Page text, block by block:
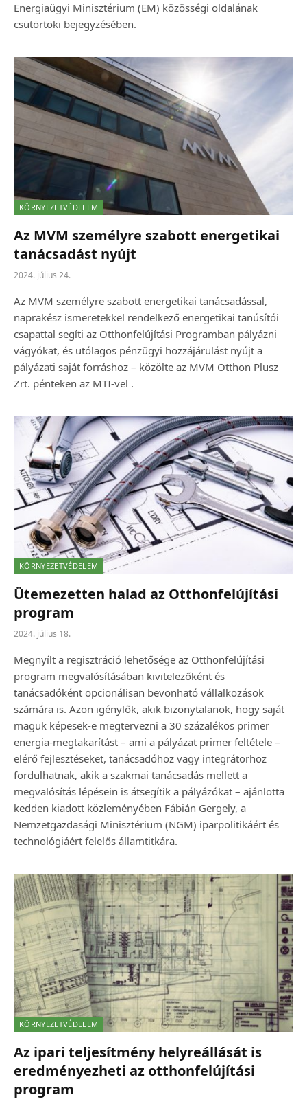
Energiaügyi Minisztérium (EM) közösségi oldalának
csütörtöki bejegyzésében.
KÖRNYEZETVÉDELEM
Az MVM személyre szabott energetikai
tanácsadást nyújt
2024. július 24.
Az MVM személyre szabott energetikai tanácsadással,
naprakész ismeretekkel rendelkező energetikai tanúsítói
csapattal segíti az Otthonfelújítási Programban pályázni
vágyókat, és utólagos pénzügyi hozzájárulást nyújt a
pályázati saját forráshoz – közölte az MVM Otthon Plusz
Zrt. pénteken az MTI-vel .
KÖRNYEZETVÉDELEM
Ütemezetten halad az Otthonfelújítási
program
2024. július 18.
Megnyílt a regisztráció lehetősége az Otthonfelújítási
program megvalósításában kivitelezőként és
tanácsadóként opcionálisan bevonható vállalkozások
számára is. Azon igénylők, akik bizonytalanok, hogy saját
maguk képesek-e megtervezni a 30 százalékos primer
energia-megtakarítást – ami a pályázat primer feltétele –
elérő fejlesztéseket, tanácsadóhoz vagy integrátorhoz
fordulhatnak, akik a szakmai tanácsadás mellett a
megvalósítás lépésein is átsegítik a pályázókat – ajánlotta
kedden kiadott közleményében Fábián Gergely, a
Nemzetgazdasági Minisztérium (NGM) iparpolitikáért és
technológiáért felelős államtitkára.
KÖRNYEZETVÉDELEM
Az ipari teljesítmény helyreállását is
eredményezheti az otthonfelújítási
program